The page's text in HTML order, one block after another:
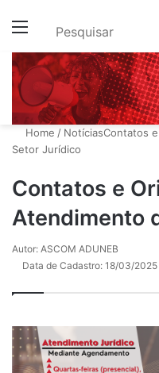
Menu
Home / NotíciasContatos
Setor Jurídico
Contatos e
Atendimento
Autor: ASCOM ADUNEB
Data de Cadastro: 18/03/2025